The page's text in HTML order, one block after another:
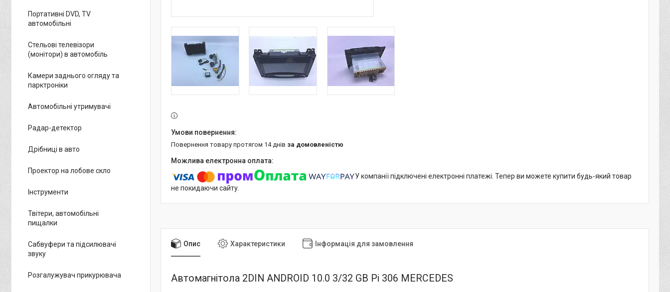
повернення товару протягом 14 днів за домовленістю
У компанії підключені електронні платежі. Тепер ви можете купити будь-який товар
не покидаючи сайту.
Опис Характеристики Інформація для замовлення
Автомагнітола 2DIN ANDROID 10.0 3/32 GB Pi 306 MERCEDES
Портативні DVD, TV
автомобільні
Стельові телевізори
(монітори) в автомобіль
Камери заднього огляду та
парктроніки
Автомобільні утримувачі
Радар-детектор
Дрібниці в авто
Проектор на лобове скло
Інструменти
Твітери, автомобільні
пищалки
Сабвуфери та підсилювачі
звуку
Розгалужувач прикурювача